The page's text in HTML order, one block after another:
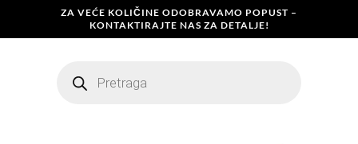
ZA VEĆE KOLIČINE ODOBRAVAMO POPUST –
KONTAKTIRAJTE NAS ZA DETALJE!
search